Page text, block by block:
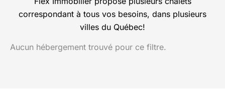
correspondant à tous vos besoins, dans plusieurs
villes du Québec!
Aucun hébergement trouvé pour ce filtre.